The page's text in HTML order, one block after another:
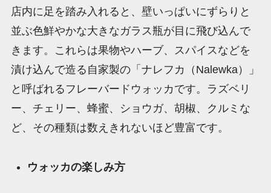
店内に足を踏み入れると、壁いっぱいにずらりと
並ぶ色鮮やかな大きなガラス瓶が目に飛び込んで
きます。これらは果物やハーブ、スパイスなどを
漬け込んで造る自家製の「ナレフカ（Nalewka）」
と呼ばれるフレーバードウォッカです。ラズベリ
ー、チェリー、蜂蜜、ショウガ、胡椒、クルミな
ど、その種類は数えきれないほど豊富です。
ウォッカの楽しみ方